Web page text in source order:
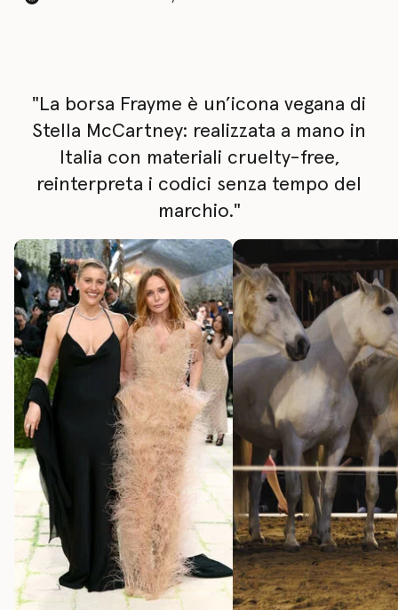
"La borsa Frayme è un’icona vegana di
Stella McCartney: realizzata a mano in
Italia con materiali cruelty-free,
reinterpreta i codici senza tempo del
marchio."